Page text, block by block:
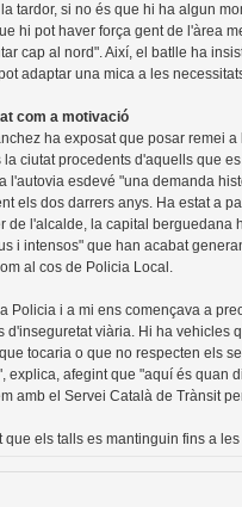
tardor, si no és que hi ha algun
hi pot haver força gent de l'àrea
cap al nord". Així, el batlle ha
adaptar una mica a les
com a motivació
ha exposat que posar remei
la ciutat procedents d'aquells que
l'autovia esdevé "una demanda
els dos darrers anys. Ha estat a
de l'alcalde, la capital berguedana
i intensos" que han acabat
al cos de Policia Local.
Policia i a mi ens començava a
d'inseguretat viària. Hi ha vehicles
tocaria o que no respecten els
explica, afegint que "aquí és quan
amb el Servei Català de Trànsit
que els talls es mantinguin fins a